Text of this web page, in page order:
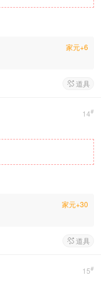
家元+6
 道具
14#
家元+30
 道具
15#